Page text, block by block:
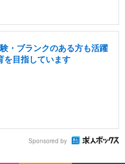
・ブランクのある方も活躍
を目指しています
Sponsored by